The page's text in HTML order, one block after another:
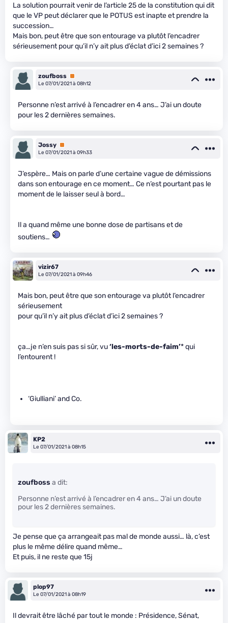
La solution pourrait venir de l’article 25 de la constitution qui dit
que le VP peut déclarer que le POTUS est inapte et prendre la
succession…
Mais bon, peut être que son entourage va plutôt l’encadrer
sérieusement pour qu’il n’y ait plus d’éclat d’ici 2 semaines ?
zoufboss Premium
Le 07/01/2021 à 08h12
Personne n’est arrivé à l’encadrer en 4 ans… J’ai un doute
pour les 2 dernières semaines.
Jossy Premium
Le 07/01/2021 à 09h33
J’espère… Mais on parle d’une certaine vague de démissions
dans son entourage en ce moment… Ce n’est pourtant pas le
moment de le laisser seul à bord…
Il a quand même une bonne dose de partisans et de
soutiens…
vizir67
Le 07/01/2021 à 09h46
Mais bon, peut être que son entourage va plutôt l’encadrer
sérieusement
pour qu’il n’y ait plus d’éclat d’ici 2 semaines ?
ça…je n’en suis pas si sûr, vu‘les-morts-de-faim’* qui
l’entourent !
‘Giulliani’ and Co.
KP2
Le 07/01/2021 à 08h15
zoufboss a dit:
Personne n’est arrivé à l’encadrer en 4 ans… J’ai un doute
pour les 2 dernières semaines.
Je pense que ça arrangeait pas mal de monde aussi… là, c’est
plus le même délire quand même…
Et puis, il ne reste que 15j
plop97
Le 07/01/2021 à 08h19
Il devrait être lâché par tout le monde : Présidence, Sénat,